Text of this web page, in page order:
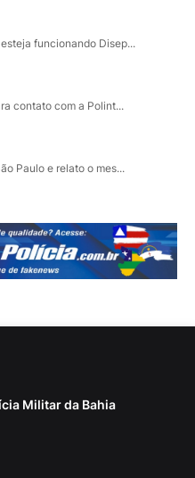
funcionando Disep...
contato com a Polint...
Paulo e relato o mes...
Militar da Bahia